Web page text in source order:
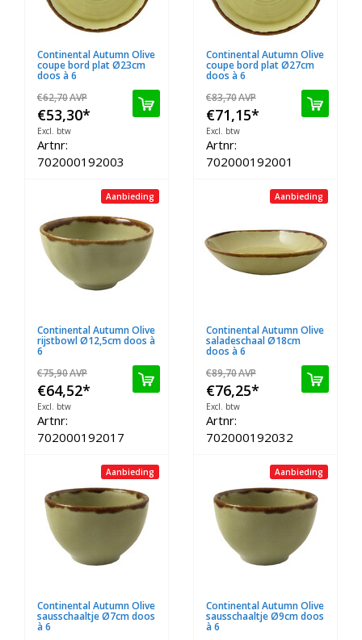
Continental Autumn Olive
coupe bord plat Ø23cm
doos à 6
€62,70AVP
€53,30*
Excl. btw
Artnr:
702000192003
Continental Autumn Olive
coupe bord plat Ø27cm
doos à 6
€83,70AVP
€71,15*
Excl. btw
Artnr:
702000192001
Aanbieding
Continental Autumn Olive
rijstbowl Ø12,5cm doos à
6
€75,90AVP
€64,52*
Excl. btw
Artnr:
702000192017
Aanbieding
Continental Autumn Olive
saladeschaal Ø18cm
doos à 6
€89,70AVP
€76,25*
Excl. btw
Artnr:
702000192032
Aanbieding
Continental Autumn Olive
sausschaaltje Ø7cm doos
à 6
Aanbieding
Continental Autumn Olive
sausschaaltje Ø9cm doos
à 6